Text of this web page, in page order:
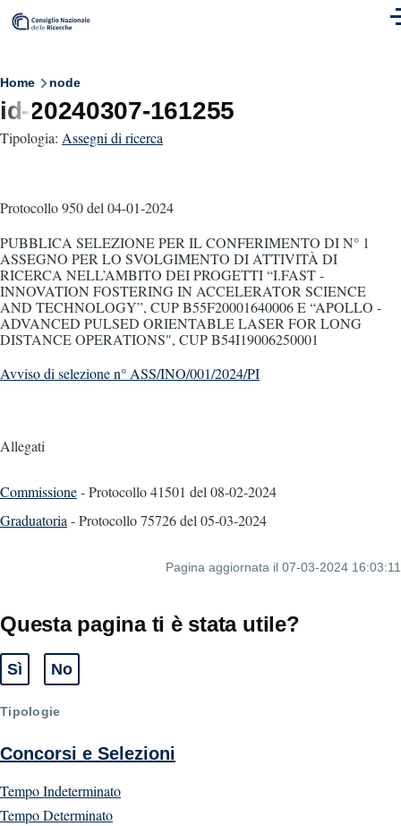
Skip to main content
Breadcrumb
Home node
id-20240307-161255
Tipologia: Assegni di ricerca
Protocollo 950del 04-01-2024
PUBBLICA SELEZIONE PER IL CONFERIMENTO DI N° 1
ASSEGNO PER LO SVOLGIMENTO DI ATTIVITÀ DI
RICERCA NELL’AMBITO DEI PROGETTI “I.FAST -
INNOVATION FOSTERING IN ACCELERATOR SCIENCE
AND TECHNOLOGY”, CUP B55F20001640006 E “APOLLO -
ADVANCED PULSED ORIENTABLE LASER FOR LONG
DISTANCE OPERATIONS", CUP B54I19006250001
Avviso di selezione n° ASS/INO/001/2024/PI
Allegati
Commissione- Protocollo 41501 del 08-02-2024
Graduatoria - Protocollo 75726del 05-03-2024
Pagina aggiornata il 07-03-2024 16:03:11
Questa pagina ti è stata utile?
Sì
Tipologie
Concorsi e Selezioni
Tempo Indeterminato
Tempo Determinato